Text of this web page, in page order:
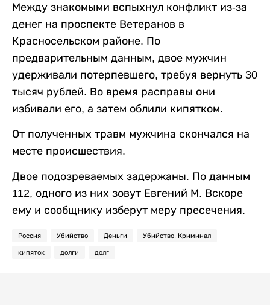
Между знакомыми вспыхнул конфликт из-за
денег на проспекте Ветеранов в
Красносельском районе. По
предварительным данным, двое мужчин
удерживали потерпевшего, требуя вернуть 30
тысяч рублей. Во время расправы они
избивали его, а затем облили кипятком.
От полученных травм мужчина скончался на
месте происшествия.
Двое подозреваемых задержаны. По данным
112, одного из них зовут Евгений М. Вскоре
ему и сообщнику изберут меру пресечения.
Россия Убийство Деньги Убийство. Криминал
кипяток долги долг